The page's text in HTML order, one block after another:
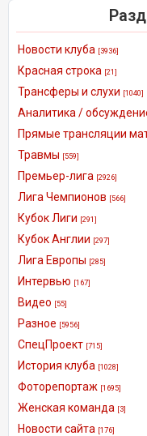
Новости клуба [3936]
Красная строка [21]
Трансферы и слухи [1040]
Аналитика /
Прямые трансляции
Травмы [559]
Премьер-лига [2926]
Лига Чемпионов [566]
Кубок Лиги [291]
Кубок Англии [297]
Лига Европы [285]
Интервью [167]
Видео [55]
Разное [5956]
СпецПроект [715]
История клуба [1028]
Фоторепортаж [1695]
Женская команда [3]
Новости сайта [176]